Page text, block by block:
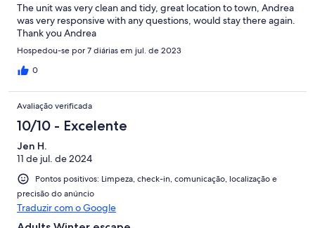
The unit was very clean and tidy, great location to town, Andrea
was very responsive with any questions, would stay there again.
Thank you Andrea
Hospedou-se por 7 diárias em jul. de 2023
0
Avaliação verificada
10/10 - Excelente
Jen H.
11 de jul. de 2024
Pontos positivos: Limpeza, check-in, comunicação, localização e
precisão do anúncio
Traduzir com o Google